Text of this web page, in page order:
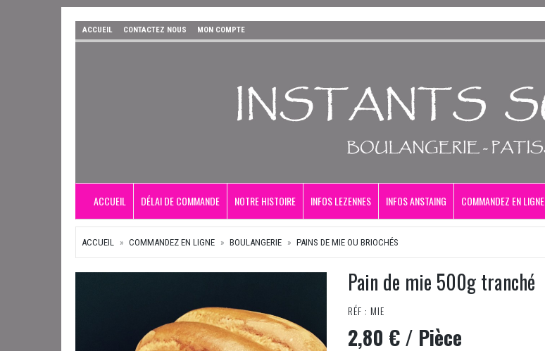
ACCUEIL CONTACTEZ NOUS MON COMPTE
ACCUEIL DÉLAI DE COMMANDE NOTRE HISTOIRE INFOS LEZENNES INFOS ANSTAING COMMANDEZ EN LIGNE
ACCUEIL COMMANDEZ EN LIGNE BOULANGERIE PAINS DE MIE OU BRIOCHÉS
Pain de mie 500g tranché
RÉF : MIE
2,80 €/ Pièce